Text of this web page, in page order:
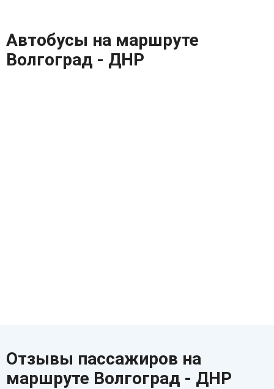
Автобусы на маршруте
Волгоград - ДНР
Отзывы пассажиров на
маршруте Волгоград - ДНР